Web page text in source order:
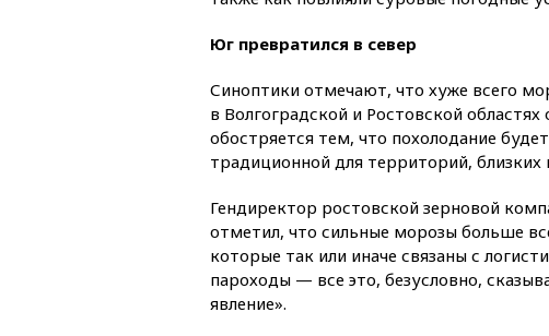
Юг превратился в север
Синоптики отмечают, что хуже всего
в Волгоградской и Ростовской
обостряется тем, что похолодание
традиционной для территорий, близких
Гендиректор ростовской зерновой
отметил, что сильные морозы больше
которые так или иначе связаны с
пароходы — все это, безусловно,
явление».